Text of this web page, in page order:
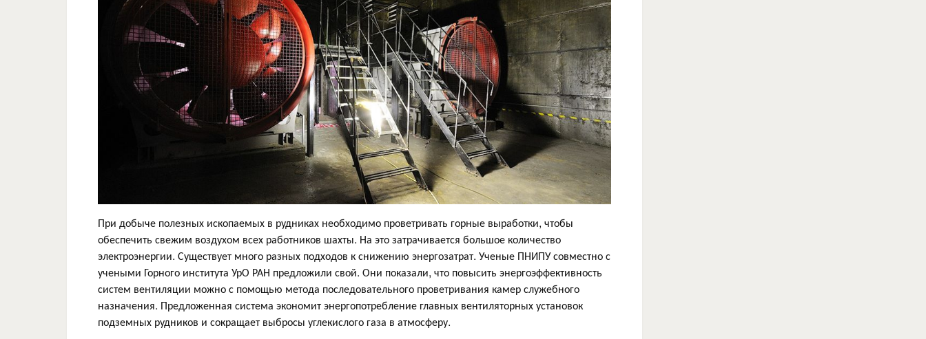
При добыче полезных ископаемых в рудниках необходимо проветривать горные выработки, чтобы
обеспечить свежим воздухом всех работников шахты. На это затрачивается большое количество
электроэнергии. Существует много разных подходов к снижению энергозатрат. Ученые ПНИПУ совместно с
учеными Горного института УрО РАН предложили свой. Они показали, что повысить энергоэффективность
систем вентиляции можно с помощью метода последовательного проветривания камер служебного
назначения. Предложенная система экономит энергопотребление главных вентиляторных установок
подземных рудников и сокращает выбросы углекислого газа в атмосферу.